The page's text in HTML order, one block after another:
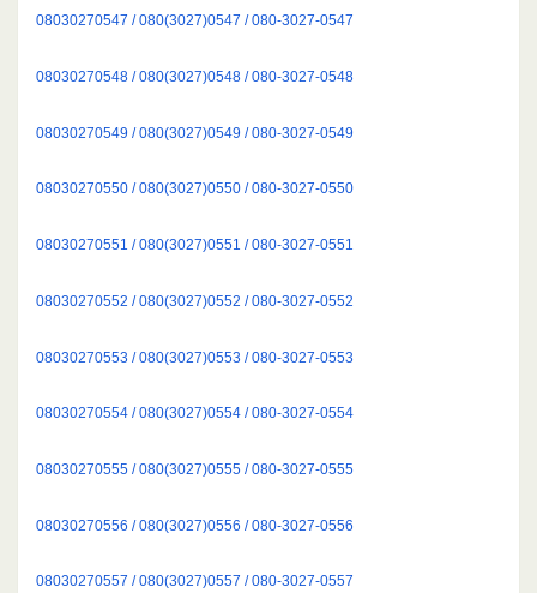
08030270547 / 080(3027)0547 / 080-3027-0547
08030270548 / 080(3027)0548 / 080-3027-0548
08030270549 / 080(3027)0549 / 080-3027-0549
08030270550 / 080(3027)0550 / 080-3027-0550
08030270551 / 080(3027)0551 / 080-3027-0551
08030270552 / 080(3027)0552 / 080-3027-0552
08030270553 / 080(3027)0553 / 080-3027-0553
08030270554 / 080(3027)0554 / 080-3027-0554
08030270555 / 080(3027)0555 / 080-3027-0555
08030270556 / 080(3027)0556 / 080-3027-0556
08030270557 / 080(3027)0557 / 080-3027-0557